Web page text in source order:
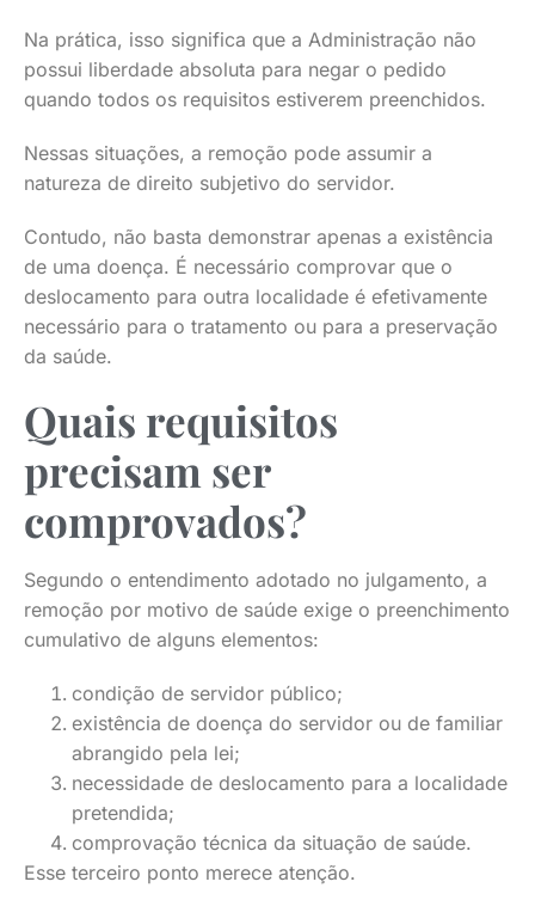
Na prática, isso significa que a Administração não
possui liberdade absoluta para negar o pedido
quando todos os requisitos estiverem preenchidos.
Nessas situações, a remoção pode assumir a
natureza de direito subjetivo do servidor.
Contudo, não basta demonstrar apenas a existência
de uma doença. É necessário comprovar que o
deslocamento para outra localidade é efetivamente
necessário para o tratamento ou para a preservação
da saúde.
Quais requisitos
precisam ser
comprovados?
Segundo o entendimento adotado no julgamento, a
remoção por motivo de saúde exige o preenchimento
cumulativo de alguns elementos:
condição de servidor público;
existência de doença do servidor ou de familiar
abrangido pela lei;
necessidade de deslocamento para a localidade
pretendida;
comprovação técnica da situação de saúde.
Esse terceiro ponto merece atenção.